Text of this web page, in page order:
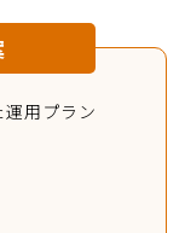
用プラン